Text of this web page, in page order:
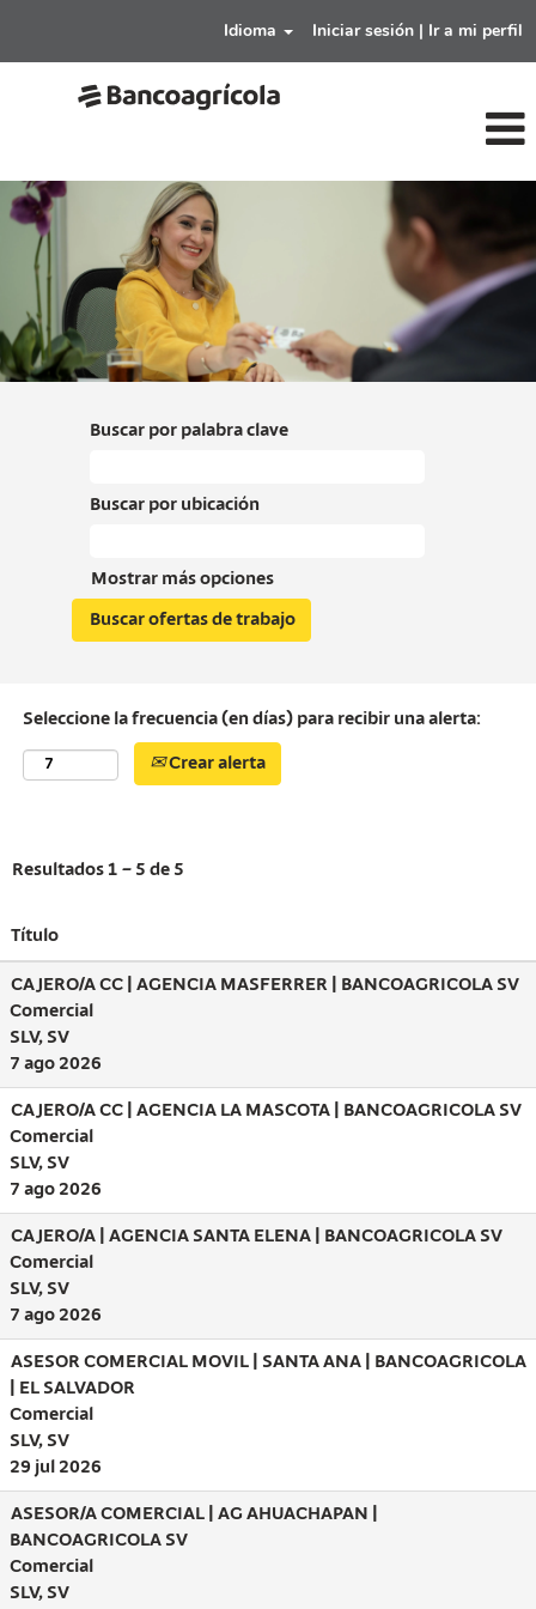
Idioma Iniciar sesión | Ir a mi perfil
comercial-
bancoagricola
Buscar por palabra clave
Buscar por ubicación
Mostrar más opciones
Seleccione la frecuencia (en días) para recibir una alerta:
Crear alerta
Resultados1 – 5 de 5
Título
CAJERO/A CC | AGENCIA MASFERRER | BANCOAGRICOLA SV
Comercial
SLV, SV
7 ago 2026
CAJERO/A CC | AGENCIA LA MASCOTA | BANCOAGRICOLA SV
Comercial
SLV, SV
7 ago 2026
CAJERO/A | AGENCIA SANTA ELENA | BANCOAGRICOLA SV
Comercial
SLV, SV
7 ago 2026
ASESOR COMERCIAL MOVIL | SANTA ANA | BANCOAGRICOLA
| EL SALVADOR
Comercial
SLV, SV
29 jul 2026
ASESOR/A COMERCIAL | AG AHUACHAPAN |
BANCOAGRICOLA SV
Comercial
SLV, SV